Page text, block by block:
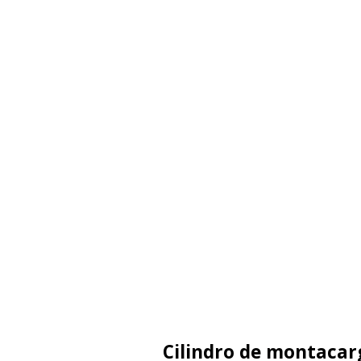
Cilindro de